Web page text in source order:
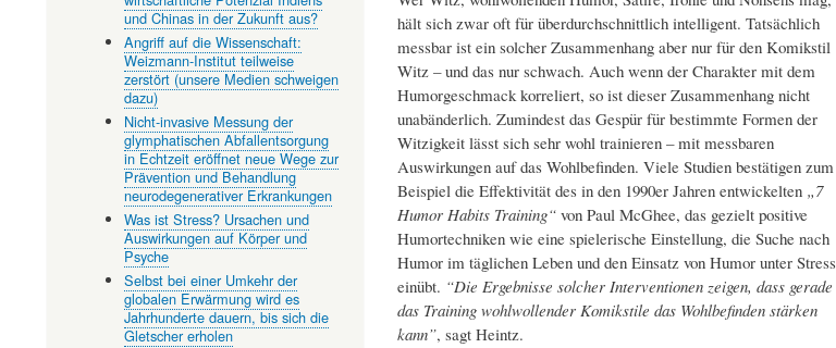
hält sich zwar oft für überdurchschnittlich intelligent. Tatsächlich
messbar ist ein solcher Zusammenhang aber nur für den Komikstil
Witz – und das nur schwach. Auch wenn der Charakter mit dem
Humorgeschmack korreliert, so ist dieser Zusammenhang nicht
unabänderlich. Zumindest das Gespür für bestimmte Formen der
Witzigkeit lässt sich sehr wohl trainieren – mit messbaren
Auswirkungen auf das Wohlbefinden. Viele Studien bestätigen zum
Beispiel die Effektivität des in den 1990er Jahren entwickelten „7
Humor Habits Training“von Paul McGhee, das gezielt positive
Humortechniken wie eine spielerische Einstellung, die Suche nach
Humor im täglichen Leben und den Einsatz von Humor unter Stress
einübt. “Die Ergebnisse solcher Interventionen zeigen, dass gerade
das Training wohlwollender Komikstile das Wohlbefinden stärken
kann”, sagt Heintz.
und Chinas in der Zukunft aus?
Angriff auf die Wissenschaft:
Weizmann-Institut teilweise
zerstört (unsere Medien schweigen
dazu)
Nicht-invasive Messung der
glymphatischen Abfallentsorgung
in Echtzeit eröffnet neue Wege zur
Prävention und Behandlung
neurodegenerativer Erkrankungen
Was ist Stress? Ursachen und
Auswirkungen auf Körper und
Psyche
Selbst bei einer Umkehr der
globalen Erwärmung wird es
Jahrhunderte dauern, bis sich die
Gletscher erholen